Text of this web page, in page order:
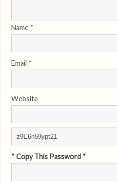
Name *
Email *
Website
* Copy This Password *